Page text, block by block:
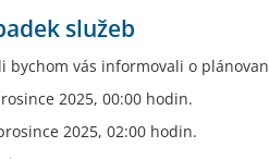
služeb
bychom vás informovali o
2025, 00:00 hodin.
2025, 02:00 hodin.